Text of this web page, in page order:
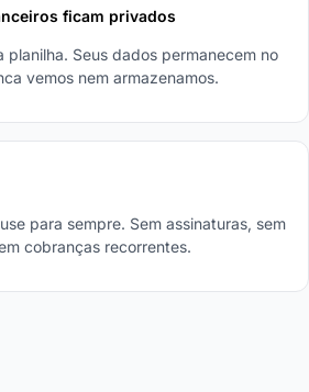
ficam privados
planilha. Seus dados permanecem no
vemos nem armazenamos.
para sempre. Sem assinaturas, sem
cobranças recorrentes.